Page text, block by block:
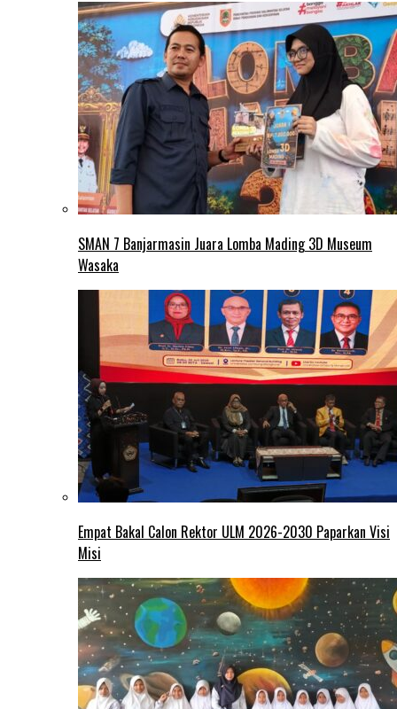
SMAN 7 Banjarmasin Juara Lomba Mading 3D Museum
Wasaka
Empat Bakal Calon Rektor ULM 2026-2030 Paparkan Visi
Misi